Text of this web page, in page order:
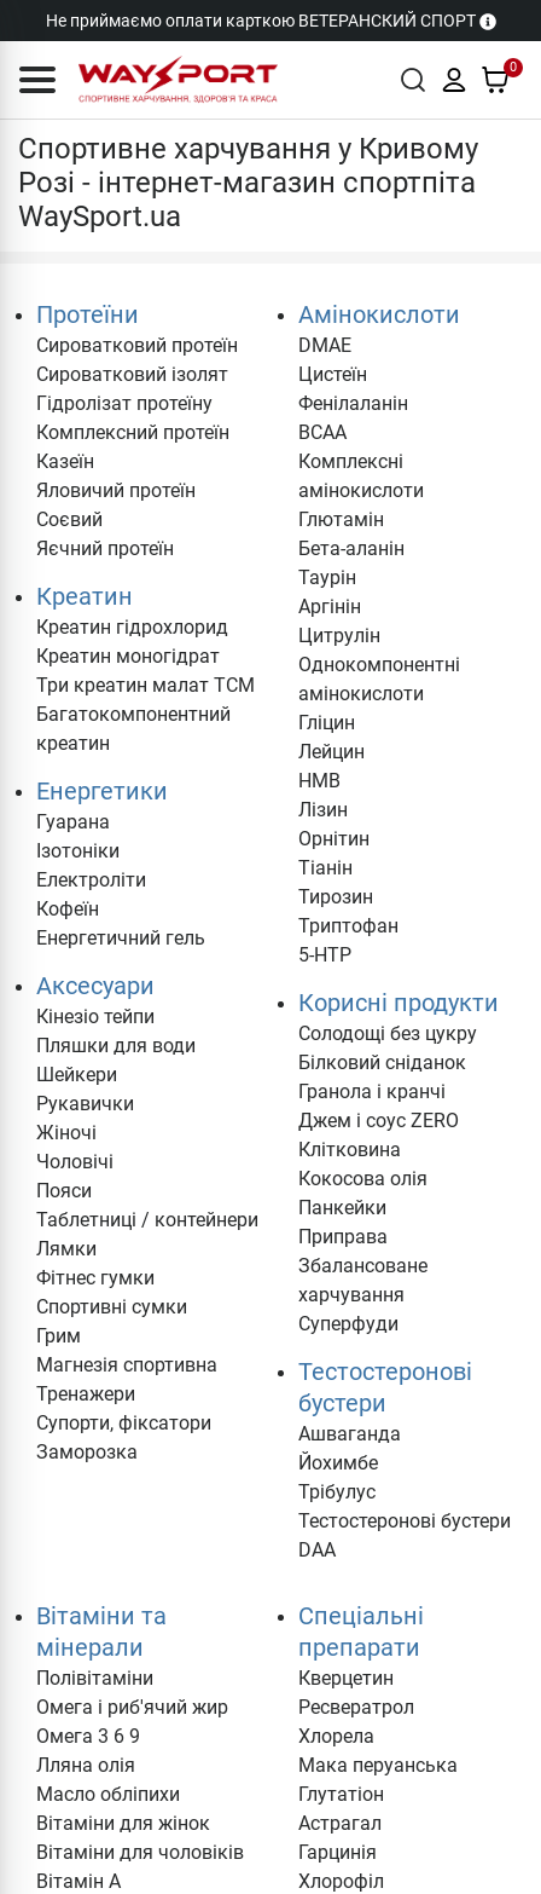
Не приймаємо оплати карткою ВЕТЕРАНСКИЙ СПОРТ
0
Кривий Ріг
Спортивне харчування у Кривому
Розі - інтернет-магазин спортпіта
WaySport.ua
Протеїни
Сироватковий протеїн
Cироватковий ізолят
Гідролізат протеїну
Комплексний протеїн
Казеїн
Яловичий протеїн
Соєвий
Яєчний протеїн
Креатин
Креатин гідрохлорид
Креатин моногідрат
Три креатин малат TCM
Багатокомпонентний
креатин
Енергетики
Гуарана
Ізотоніки
Електроліти
Кофеїн
Енергетичний гель
Аксесуари
Кінезіо тейпи
Пляшки для води
Шейкери
Рукавички
Жіночі
Чоловічі
Пояси
Таблетниці / контейнери
Лямки
Фітнес гумки
Спортивні сумки
Грим
Магнезія спортивна
Тренажери
Супорти, фіксатори
Заморозка
Амінокислоти
DMAE
Цистеїн
Фенілаланін
BCAA
Комплексні
амінокислоти
Глютамін
Бета-аланін
Таурін
Аргінін
Цитрулін
Однокомпонентні
амінокислоти
Гліцин
Лейцин
HMB
Лізин
Орнітин
Тіанін
Тирозин
Триптофан
5-HTP
Корисні продукти
Солодощі без цукру
Білковий сніданок
Гранола і кранчі
Джем і соус ZERO
Клітковина
Кокосова олія
Панкейки
Приправа
Збалансоване
харчування
Суперфуди
Тестостеронові
бустери
Ашваганда
Йохимбе
Трібулус
Тестостеронові бустери
DAA
Вітаміни та
мінерали
Полівітаміни
Омега і риб'ячий жир
Омега 3 6 9
Лляна олія
Масло обліпихи
Вітаміни для жінок
Вітаміни для чоловіків
Вітамін А
Cпеціальні
препарати
Кверцетин
Ресвератрол
Хлорела
Мака перуанська
Глутатіон
Астрагал
Гарцинія
Хлорофіл